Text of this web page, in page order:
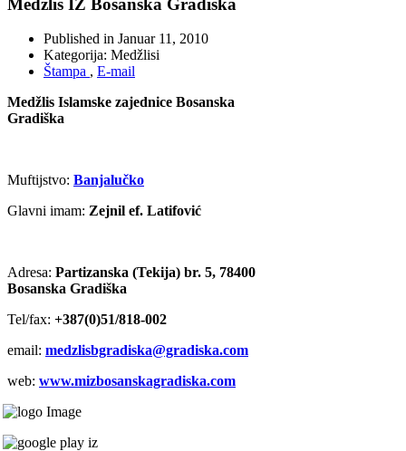
Published in Januar 11, 2010
Kategorija: Medžlisi
Štampa , E-mail
Medžlis Islamske zajednice Bosanska
Gradiška
Muftijstvo: Banjalučko
Glavni imam: Zejnil ef. Latifović
Adresa: Partizanska (Tekija) br. 5, 78400
Bosanska Gradiška
Tel/fax: +387(0)51/818-002
email: medzlisbgradiska@gradiska.com
web: www.mizbosanskagradiska.com